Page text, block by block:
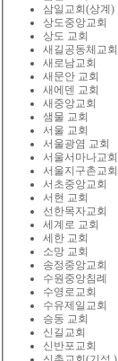
삼일교회(상계)
상도중앙교회
상도 교회
새길공동체교회
새로남교회
새문안 교회
새에덴 교회
새중앙교회
샘물 교회
서울 교회
서울광염 교회
서울서마나교회
서울지구촌교회
서초중앙교회
서현 교회
선한목자교회
세계로 교회
세한 교회
소망 교회
송정중앙교회
수원중앙침례
수영로교회
수유제일교회
승동 교회
신길교회
신반포교회